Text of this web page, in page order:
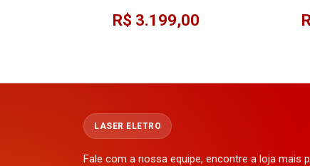
R$ 3.199,00
LASER ELETRO
Fale com a nossa equipe, encontre a loja